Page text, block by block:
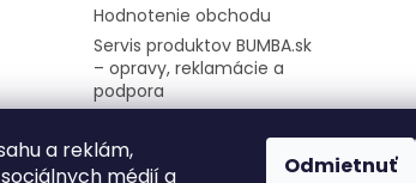
a reklám,
médií a
Odmietnuť
Hodnotenie obchodu
Servis produktov BUMBA.sk
– opravy, reklamácie a
podpora
Moja objednávka